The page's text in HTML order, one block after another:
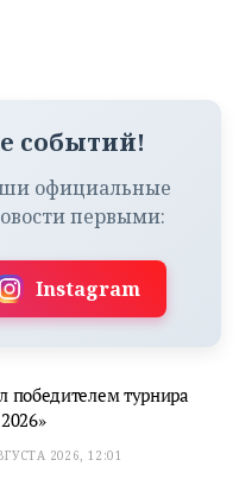
событий!
официальные
первыми:
Instagram
победителем турнира
2026, 12:01